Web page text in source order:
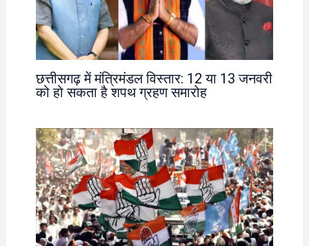
छत्तीसगढ़ में मंत्रिमंडल विस्तार: 12 या 13 जनवरी
को हो सकता है शपथ ग्रहण समारोह